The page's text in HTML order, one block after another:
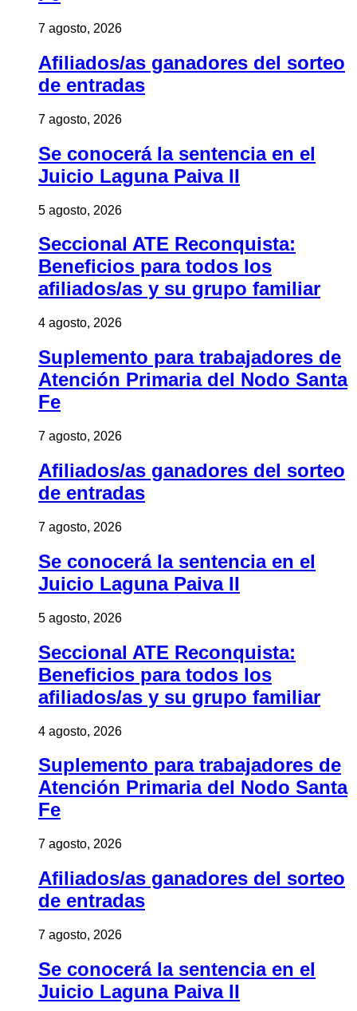
7 agosto, 2026
Afiliados/as ganadores del sorteo
de entradas
7 agosto, 2026
Se conocerá la sentencia en el
Juicio Laguna Paiva II
5 agosto, 2026
Seccional ATE Reconquista:
Beneficios para todos los
afiliados/as y su grupo familiar
4 agosto, 2026
Suplemento para trabajadores de
Atención Primaria del Nodo Santa
Fe
7 agosto, 2026
Afiliados/as ganadores del sorteo
de entradas
7 agosto, 2026
Se conocerá la sentencia en el
Juicio Laguna Paiva II
5 agosto, 2026
Seccional ATE Reconquista:
Beneficios para todos los
afiliados/as y su grupo familiar
4 agosto, 2026
Suplemento para trabajadores de
Atención Primaria del Nodo Santa
Fe
7 agosto, 2026
Afiliados/as ganadores del sorteo
de entradas
7 agosto, 2026
Se conocerá la sentencia en el
Juicio Laguna Paiva II